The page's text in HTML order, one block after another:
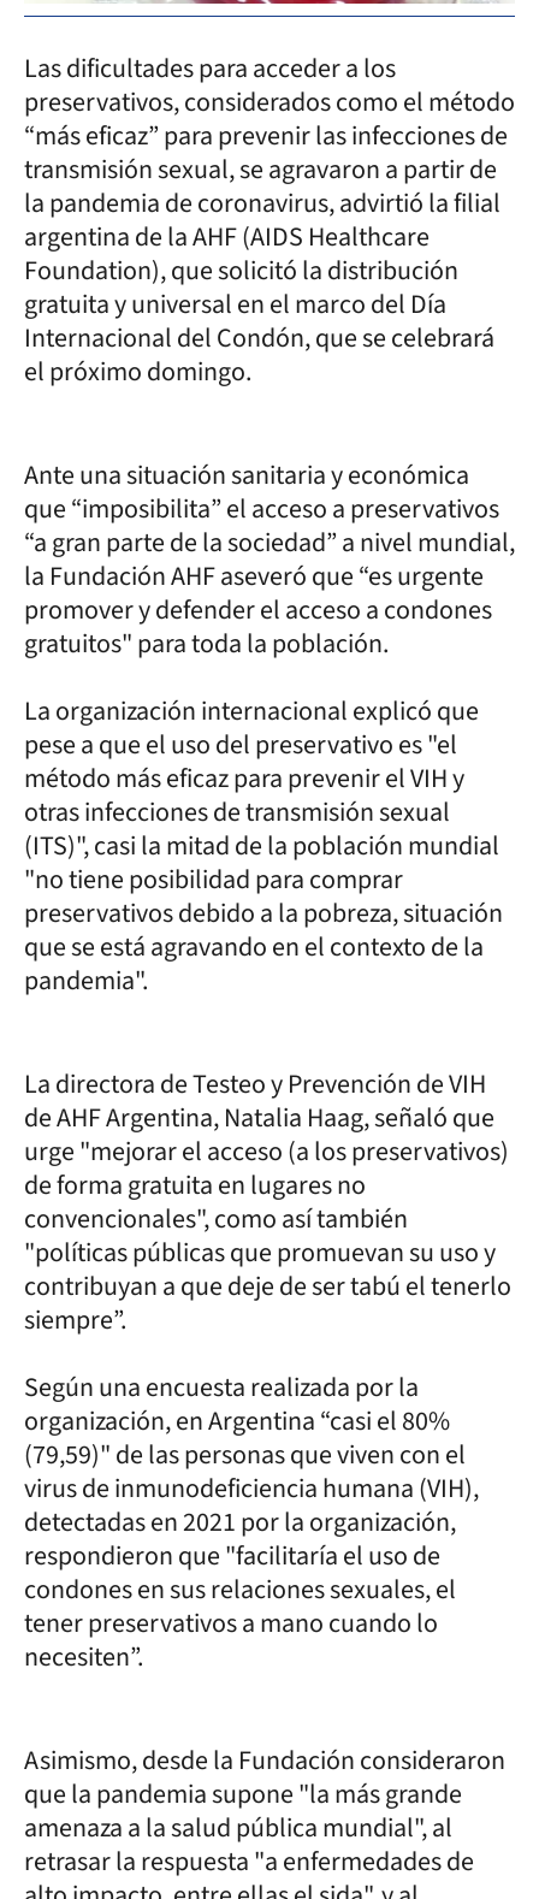
Las dificultades para acceder a los
preservativos, considerados como el método
“más eficaz” para prevenir las infecciones de
transmisión sexual, se agravaron a partir de
la pandemia de coronavirus, advirtió la filial
argentina de la AHF (AIDS Healthcare
Foundation), que solicitó la distribución
gratuita y universal en el marco del Día
Internacional del Condón, que se celebrará
el próximo domingo.
Ante una situación sanitaria y económica
que “imposibilita” el acceso a preservativos
“a gran parte de la sociedad” a nivel mundial,
la Fundación AHF aseveró que “es urgente
promover y defender el acceso a condones
gratuitos" para toda la población.
La organización internacional explicó que
pese a que el uso del preservativo es "el
método más eficaz para prevenir el VIH y
otras infecciones de transmisión sexual
(ITS)", casi la mitad de la población mundial
"no tiene posibilidad para comprar
preservativos debido a la pobreza, situación
que se está agravando en el contexto de la
pandemia".
La directora de Testeo y Prevención de VIH
de AHF Argentina, Natalia Haag, señaló que
urge "mejorar el acceso (a los preservativos)
de forma gratuita en lugares no
convencionales", como así también
"políticas públicas que promuevan su uso y
contribuyan a que deje de ser tabú el tenerlo
siempre”.
Según una encuesta realizada por la
organización, en Argentina “casi el 80%
(79,59)" de las personas que viven con el
virus de inmunodeficiencia humana (VIH),
detectadas en 2021 por la organización,
respondieron que "facilitaría el uso de
condones en sus relaciones sexuales, el
tener preservativos a mano cuando lo
necesiten”.
Asimismo, desde la Fundación consideraron
que la pandemia supone "la más grande
amenaza a la salud pública mundial", al
retrasar la respuesta "a enfermedades de